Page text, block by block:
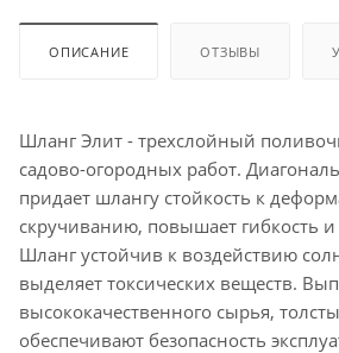
ОПИСАНИЕ ОТЗЫВЫ
Шланг Элит - трехслойный
садово-огородных работ.
придает шлангу стойкость к
скручиванию, повышает гибкость и
Шланг устойчив к воздействию
выделяет токсических веществ.
высококачественного сырья,
обеспечивают безопасность